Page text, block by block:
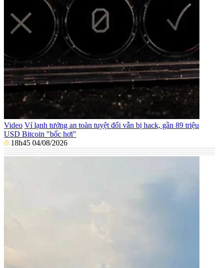
Video Ví lạnh tưởng an toàn tuyệt đối vẫn bị hack, gần 89 triệu
USD Bitcoin "bốc hơi"
18h45 04/08/2026